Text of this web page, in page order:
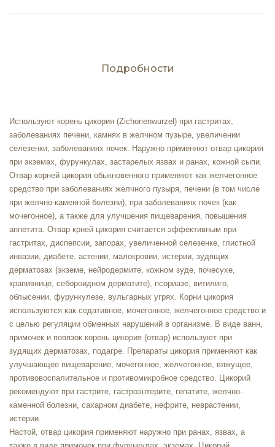
Подробности
Используют корень цикория (Zichorienwurzel) при гастритах,
заболеваниях печени, камнях в желчном пузыре, увеличении
селезенки, заболеваниях почек. Наружно применяют отвар цикория
при экземах, фурункулах, застарелых язвах и ранах, кожной сыпи.
Отвар корней цикория обыкновенного применяют как желчегонное
средство при заболеваниях желчного пузыря, печени (в том числе
при желчно-каменной болезни), при заболеваниях почек (как
мочегонное), а также для улучшения пищеварения, повышения
аппетита. Отвар крней цикория считается эффективным при
гастритах, диспепсии, запорах, увеличенной селезенке, глистной
инвазии, диабете, астении, малокровии, истерии, зудящих
дерматозах (экземе, нейродермите, кожном зуде, почесухе,
крапивнице, себороидном дерматите), псориазе, витилиго,
облысении, фурункулезе, вульгарных угрях. Корни цикория
используются как седативное, мочегонное, желчегонное средство и
с целью регуляции обменных нарушений в организме. В виде ванн,
примочек и повязок корень цикория (отвар) используют при
зудящих дерматозах, подагре. Препараты цикория применяют как
улучшающее пищеварение, мочегонное, желчегонное, вяжущее,
противовоспалительное и противомикробное средство. Цикорий
рекомендуют при гастрите, гастроэнтерите, гепатите, желчно-
каменной болезни, сахарном диабете, нефрите, неврастении,
истерии.
Настой, отвар цикория применяют наружно при ранах, язвах, а